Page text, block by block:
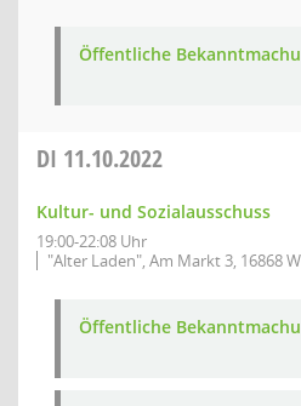
Öffentliche
DI 11.10.2022
Kultur- und Sozialausschuss
19:00-22:08 Uhr
"Alter Laden", Am Markt 3, 16868
Öffentliche